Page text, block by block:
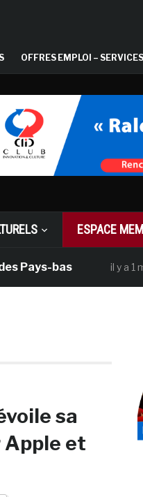
OFFRES EMPLOI –
ESPACE
bas il y a 1 mois
sa
Apple et